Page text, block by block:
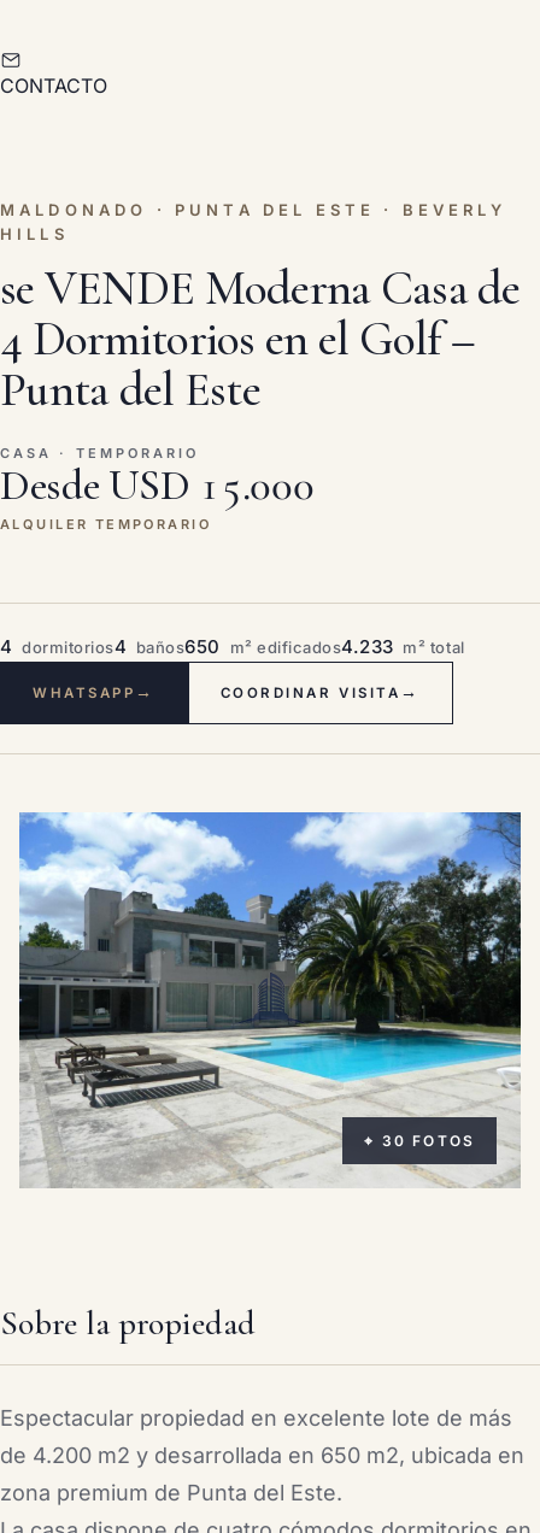
CONTACTO
MALDONADO · PUNTA DEL ESTE · BEVERLY
HILLS
se VENDE Moderna Casa de
4 Dormitorios en el Golf –
Punta del Este
CASA · TEMPORARIO
Desde USD 15.000
ALQUILER TEMPORARIO
4 dormitorios4 baños650 m² edificados4.233 m² total
WHATSAPP → COORDINAR VISITA →
⌖ 30 FOTOS
Sobre la propiedad
Espectacular propiedad en excelente lote de más
de 4.200 m2 y desarrollada en 650 m2, ubicada en
zona premium de Punta del Este.